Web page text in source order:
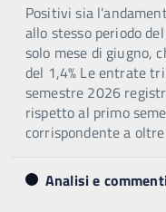
Positivi sia
allo stesso periodo
solo mese di giugno,
del 1,4% Le entrate
semestre 2026
rispetto al primo
corrispondente a
Analisi e